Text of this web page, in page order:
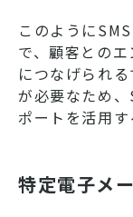
このように
で、顧客との
につなげられ
が必要なため
ポートを活用す
特定電子メ